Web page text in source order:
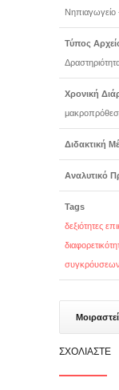
Νηπιαγωγείο
Τύπος
Χρονική
Διδακτική
Αναλυτικό
Tags
δεξιότητες
συγκρόυσεων
ΣΧΟΛΙΆΣΤΕ